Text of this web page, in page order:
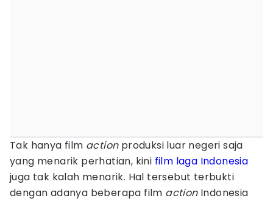
Tak hanya film actionproduksi luar negeri saja
yang menarik perhatian, kini film laga Indonesia
juga tak kalah menarik. Hal tersebut terbukti
dengan adanya beberapa film actionIndonesia